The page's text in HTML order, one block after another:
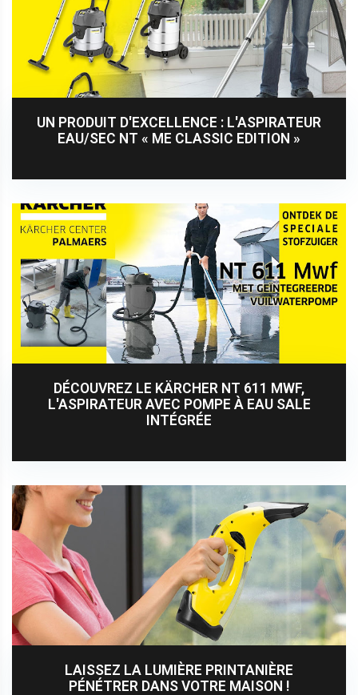
UN PRODUIT D'EXCELLENCE : L'ASPIRATEUR
EAU/SEC NT « ME CLASSIC EDITION »
DÉCOUVREZ LE KÄRCHER NT 611 MWF,
L'ASPIRATEUR AVEC POMPE À EAU SALE
INTÉGRÉE
LAISSEZ LA LUMIÈRE PRINTANIÈRE
PÉNÉTRER DANS VOTRE MAISON !